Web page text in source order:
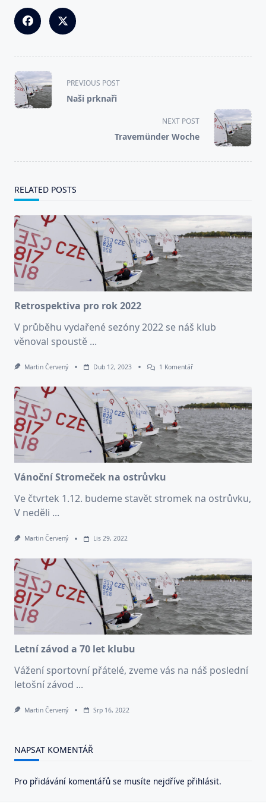
<span
class="nav-
subtitle
PREVIOUS POST
Naši prknaři
NEXT POST
Travemünder Woche
RELATED POSTS
Retrospektiva pro rok 2022
V průběhu vydařené sezóny 2022 se náš klub
věnoval spoustě ...
Martin Červený Dub 12, 2023 1 KomentářU
Názvem
Retrospektiva
Pro
Rok
2022
Vánoční Stromeček na ostrůvku
Ve čtvrtek 1.12. budeme stavět stromek na ostrůvku,
V neděli ...
Martin Červený Lis 29, 2022
Letní závod a 70 let klubu
Vážení sportovní přátelé, zveme vás na náš poslední
letošní závod ...
Martin Červený Srp 16, 2022
NAPSAT KOMENTÁŘ
Pro přidávání komentářů se musíte nejdříve přihlásit.